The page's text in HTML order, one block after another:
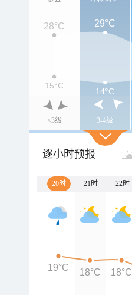
<3级 3-4级
28°C 29°C
15°C
14°C
逐小时预报
20时 21时 22时
19°C 18°C
18°C